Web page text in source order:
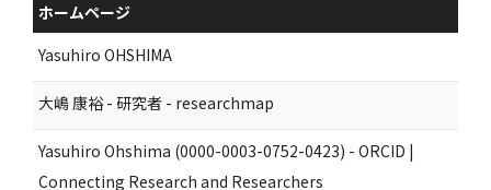
ホームページ
Yasuhiro OHSHIMA
大嶋 康裕 - 研究者 - researchmap
Yasuhiro Ohshima (0000-0003-0752-0423) - ORCID |
Connecting Research and Researchers